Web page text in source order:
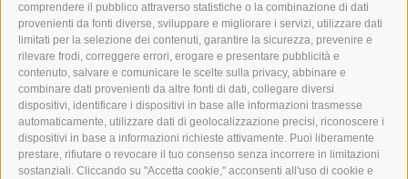
comprendere il pubblico attraverso statistiche o la combinazione di dati
provenienti da fonti diverse, sviluppare e migliorare i servizi, utilizzare dati
limitati per la selezione dei contenuti, garantire la sicurezza, prevenire e
rilevare frodi, correggere errori, erogare e presentare pubblicità e
contenuto, salvare e comunicare le scelte sulla privacy, abbinare e
combinare dati provenienti da altre fonti di dati, collegare diversi
dispositivi, identificare i dispositivi in base alle informazioni trasmesse
automaticamente, utilizzare dati di geolocalizzazione precisi, riconoscere i
dispositivi in base a informazioni richieste attivamente. Puoi liberamente
prestare, rifiutare o revocare il tuo consenso senza incorrere in limitazioni
sostanziali. Cliccando su "Accetta cookie," acconsenti all'uso di cookie e
PUBBLICITÀ NELL’ERKER
PUBBLICITÀ ONLINE
ADDEBITO DIRETTO SEPA
REGOLAMENTO COMMENTI
ONLINE VOTING
SERVICE
EVENTI